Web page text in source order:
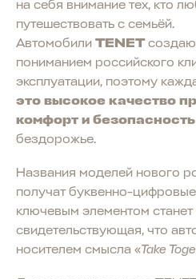
на себя внимание тех, кто
путешествовать с семьёй.
Автомобили TENET
пониманием российского
эксплуатации, поэтому
это высокое качество
комфорт и безопасность
бездорожье.
Названия моделей нового
получат буквенно-
ключевым элементом станет
свидетельствующая, что
носителем смысла «Take